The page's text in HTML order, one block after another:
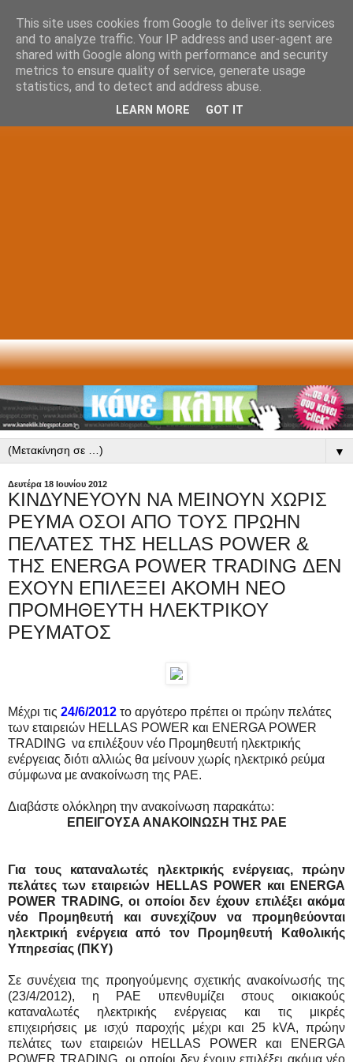
▼
Δευτέρα 18 Ιουνίου 2012
ΚΙΝΔΥΝΕΥΟΥΝ ΝΑ ΜΕΙΝΟΥΝ ΧΩΡΙΣ
ΡΕΥΜΑ ΟΣΟΙ ΑΠΟ ΤΟΥΣ ΠΡΩΗΝ
ΠΕΛΑΤΕΣ ΤΗΣ HELLAS POWER &
ΤΗΣ ENERGA POWER TRADING ΔΕΝ
ΕΧΟΥΝ ΕΠΙΛΕΞΕΙ ΑΚΟΜΗ ΝΕΟ
ΠΡΟΜΗΘΕΥΤΗ ΗΛΕΚΤΡΙΚΟΥ
ΡΕΥΜΑΤΟΣ
Μέχρι τις 24/6/2012 το αργότερο πρέπει οι πρώην πελάτες
των εταιρειών HELLAS POWER και ENERGA POWER
TRADING να επιλέξουν νέο Προμηθευτή ηλεκτρικής
ενέργειας διότι αλλιώς θα μείνουν χωρίς ηλεκτρικό ρεύμα
σύμφωνα με ανακοίνωση της ΡΑΕ.
Διαβάστε ολόκληρη την ανακοίνωση παρακάτω:
ΕΠΕΙΓΟΥΣΑ ΑΝΑΚΟΙΝΩΣΗ ΤΗΣ ΡΑΕ
Για τους καταναλωτές ηλεκτρικής ενέργειας, πρώην
πελάτες των εταιρειών HELLAS POWER και ENERGA
POWER TRADING, οι οποίοι δεν έχουν επιλέξει ακόμα
νέο Προμηθευτή και συνεχίζουν να προμηθεύονται
ηλεκτρική ενέργεια από τον Προμηθευτή Καθολικής
Υπηρεσίας (ΠΚΥ)
Σε συνέχεια της προηγούμενης σχετικής ανακοίνωσής της
(23/4/2012), η ΡΑΕ υπενθυμίζει στους οικιακούς
καταναλωτές ηλεκτρικής ενέργειας και τις μικρές
επιχειρήσεις με ισχύ παροχής μέχρι και 25 kVA, πρώην
πελάτες των εταιρειών HELLAS POWER και ENERGA
POWER TRADING, οι οποίοι δεν έχουν επιλέξει ακόμα νέο
This site uses cookies from Google to deliver its services
and to analyze traffic. Your IP address and user-agent are
shared with Google along with performance and security
metrics to ensure quality of service, generate usage
statistics, and to detect and address abuse.
LEARN MORE GOT IT